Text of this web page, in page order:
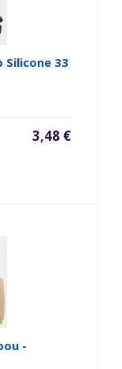
33
3,48 €
-